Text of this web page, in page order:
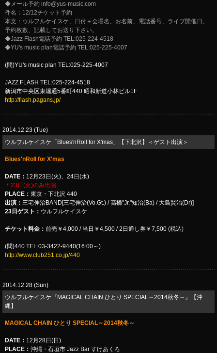
◆メール予約 info@yus-music.com
件名：12/12チケット予約
本文：ウルフルケイスケ、日付＋会場名、お名前、電話番号、ライブ開催日、
予約枚数、記載してお送り下さい。
◆Jazz Flash電話予約 TEL:025-224-4518
◆YU's music plan電話予約 TEL:025-225-4007
(問)YU's music plan TEL:025-225-4007
JAZZ FLASH TEL:025-224-4518
新潟市中央区東堀通5番町440 昭和新道小林ビル1F
http://flash.pagans.jp/
2014.12.23 (Tue)
ウルフルケイスケ「Blues'nRoll for X'mas」【下北沢】＜ゲスト出演＞
Blues'nRoll for X'mas
DATE： 12月23日(火)、24日(水)
＊23日(火)のみ出演
PLACE： 東京・下北沢 440
出演： 三宅伸治BAND[三宅伸治(Vo.Gt.) / 高橋"Jr."知治(Ba) / 大島賢治(Dr)]
23日ゲスト： ウルフルケイスケ
チケット料金： 前売￥4,000 / 当日￥4,500 / 2日通し券￥7,500 (税込)
(問)440 TEL:03-3422-9440(16:00～)
http://www.club251.co.jp/440
2014.12.28 (Sun)
ウルフルケイスケ『MAGICAL CHAIN ひとり SPECIAL～2014秋冬～』【沖
縄】
MAGICAL CHAIN ひとり SPECIAL～2014秋冬～
DATE： 12月28日(日)
PLACE： 沖縄・石垣市 Jazz Bar すけあくろ